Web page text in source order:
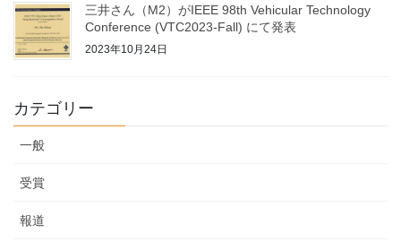
三井さん（M2）がIEEE 98th Vehicular Technology
Conference (VTC2023-Fall) にて発表
2023年10月24日
カテゴリー
一般
受賞
報道